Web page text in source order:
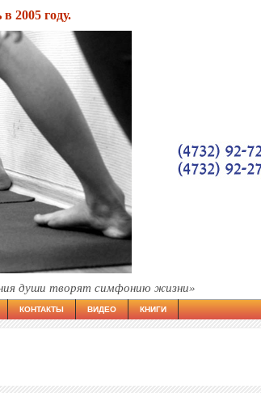
2005 году.
души творят симфонию жизни»
КОНТАКТЫ ВИДЕО КНИГИ